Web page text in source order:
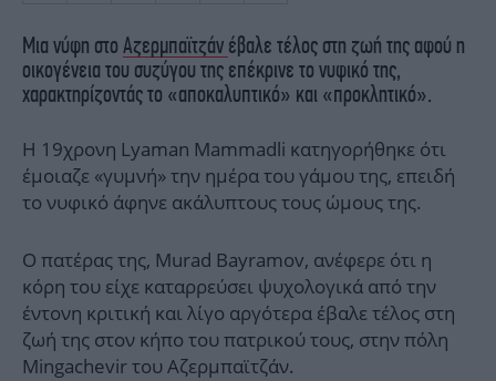
Μια νύφη στο Αζερμπαϊτζάν έβαλε τέλος στη ζωή της αφού η
οικογένεια του συζύγου της επέκρινε το νυφικό της,
χαρακτηρίζοντάς το «αποκαλυπτικό» και «προκλητικό».
Η 19χρονη Lyaman Mammadli κατηγορήθηκε ότι
έμοιαζε «γυμνή» την ημέρα του γάμου της, επειδή
το νυφικό άφηνε ακάλυπτους τους ώμους της.
Ο πατέρας της, Murad Bayramov, ανέφερε ότι η
κόρη του είχε καταρρεύσει ψυχολογικά από την
έντονη κριτική και λίγο αργότερα έβαλε τέλος στη
ζωή της στον κήπο του πατρικού τους, στην πόλη
Mingachevir του Αζερμπαϊτζάν.